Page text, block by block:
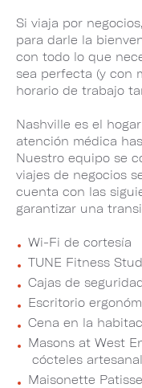
Si viaja por
para darle la
con todo lo que
sea perfecta (y con
horario de trabajo
Nashville es el
atención médica
Nuestro equipo se
viajes de negocios
cuenta con las
garantizar una
Wi-Fi de cortesía
TUNE Fitness
Cajas de
Escritorio
Cena en la
Masons at West
cócteles
Maisonette